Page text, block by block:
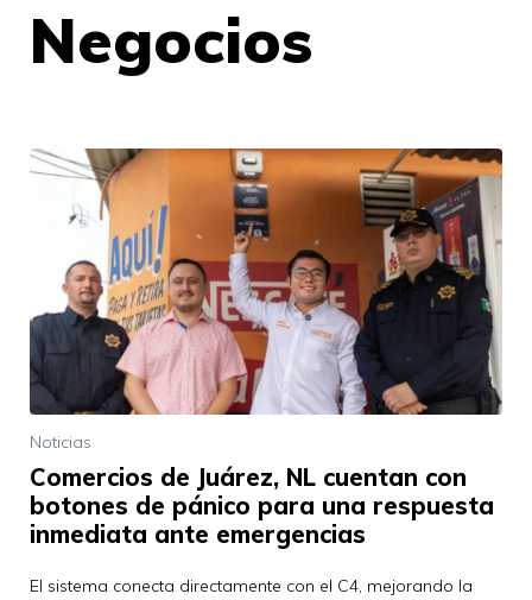
Negocios
Noticias
Comercios de Juárez, NL cuentan con
botones de pánico para una respuesta
inmediata ante emergencias
El sistema conecta directamente con el C4, mejorando la